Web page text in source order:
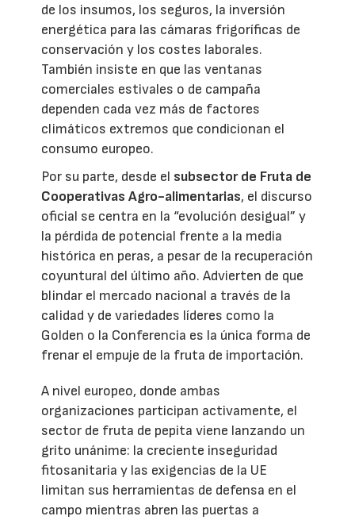
de los insumos, los seguros, la inversión
energética para las cámaras frigoríficas de
conservación y los costes laborales.
También insiste en que las ventanas
comerciales estivales o de campaña
dependen cada vez más de factores
climáticos extremos que condicionan el
consumo europeo.
Por su parte, desde el subsector de Fruta de
Cooperativas Agro-alimentarias, el discurso
oficial se centra en la “evolución desigual” y
la pérdida de potencial frente a la media
histórica en peras, a pesar de la recuperación
coyuntural del último año. Advierten de que
blindar el mercado nacional a través de la
calidad y de variedades líderes como la
Golden o la Conferencia es la única forma de
frenar el empuje de la fruta de importación.
A nivel europeo, donde ambas
organizaciones participan activamente, el
sector de fruta de pepita viene lanzando un
grito unánime: la creciente inseguridad
fitosanitaria y las exigencias de la UE
limitan sus herramientas de defensa en el
campo mientras abren las puertas a